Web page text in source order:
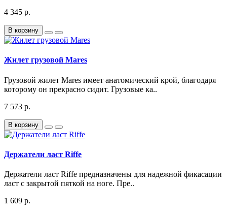
4 345 р.
В корзину
Жилет грузовой Mares
Грузовой жилет Mares имеет анатомический крой, благодаря
которому он прекрасно сидит. Грузовые ка..
7 573 р.
В корзину
Держатели ласт Riffe
Держатели ласт Riffe предназначены для надежной фикасации
ласт с закрытой пяткой на ноге. Пре..
1 609 р.